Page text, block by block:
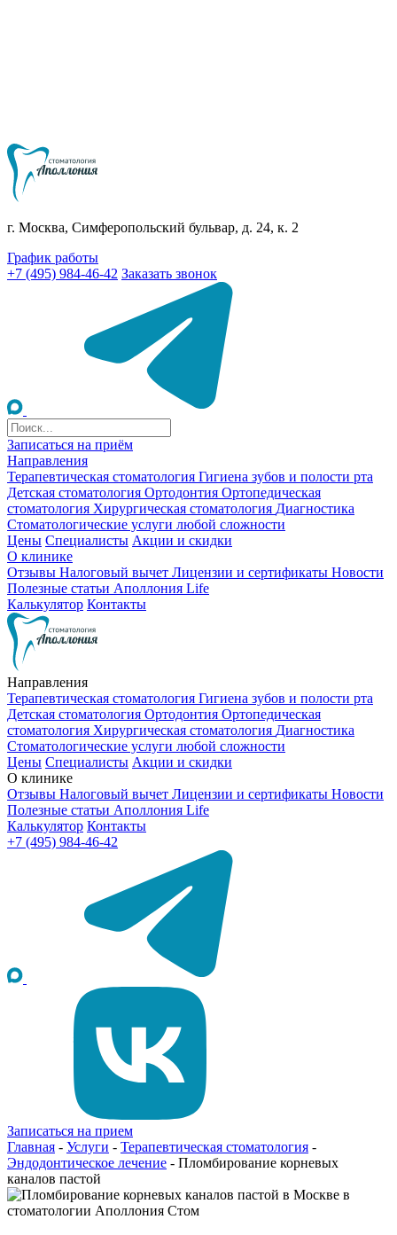
г. Москва, Симферопольский бульвар, д. 24, к. 2
График работы
+7 (495) 984-46-42 Заказать звонок
Записаться на приём
Направления
Терапевтическая стоматология Гигиена зубов и полости рта
Детская стоматология Ортодонтия Ортопедическая
стоматология Хирургическая стоматология Диагностика
Стоматологические услуги любой сложности
Цены Специалисты Акции и скидки
О клинике
Отзывы Налоговый вычет Лицензии и сертификаты Новости
Полезные статьи Аполлония Life
Калькулятор Контакты
Направления
Терапевтическая стоматология Гигиена зубов и полости рта
Детская стоматология Ортодонтия Ортопедическая
стоматология Хирургическая стоматология Диагностика
Стоматологические услуги любой сложности
Цены Специалисты Акции и скидки
О клинике
Отзывы Налоговый вычет Лицензии и сертификаты Новости
Полезные статьи Аполлония Life
Калькулятор Контакты
+7 (495) 984-46-42
Записаться на прием
Главная - Услуги - Терапевтическая стоматология -
Эндодонтическое лечение - Пломбирование корневых
каналов пастой